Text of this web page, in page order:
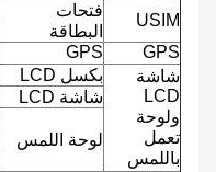
USIM
فتحات
البطاقة
GPS
GPS
شاشة
LCD
ولوحة
تعمل
باللمس
بكسل LCD
شاشة LCD
لوحة اللمس